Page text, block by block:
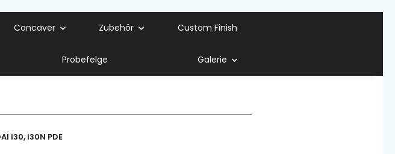
Concaver Zubehör Custom Finish
Probefelge Galerie
i30, i30N PDE